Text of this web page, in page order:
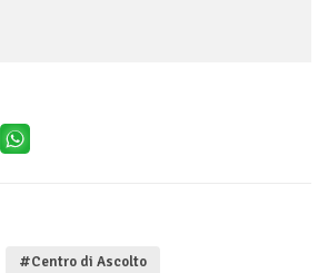
#Centro di Ascolto